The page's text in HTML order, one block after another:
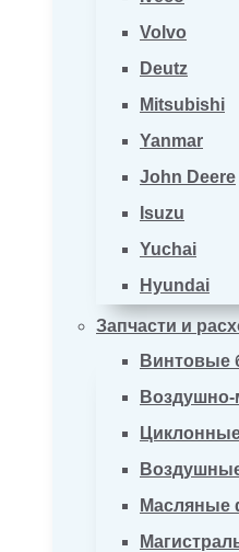
Volvo
Deutz
Mitsubishi
Yanmar
John Deere
Isuzu
Yuchai
Hyundai
Запчасти и
Винтовые
Масляные